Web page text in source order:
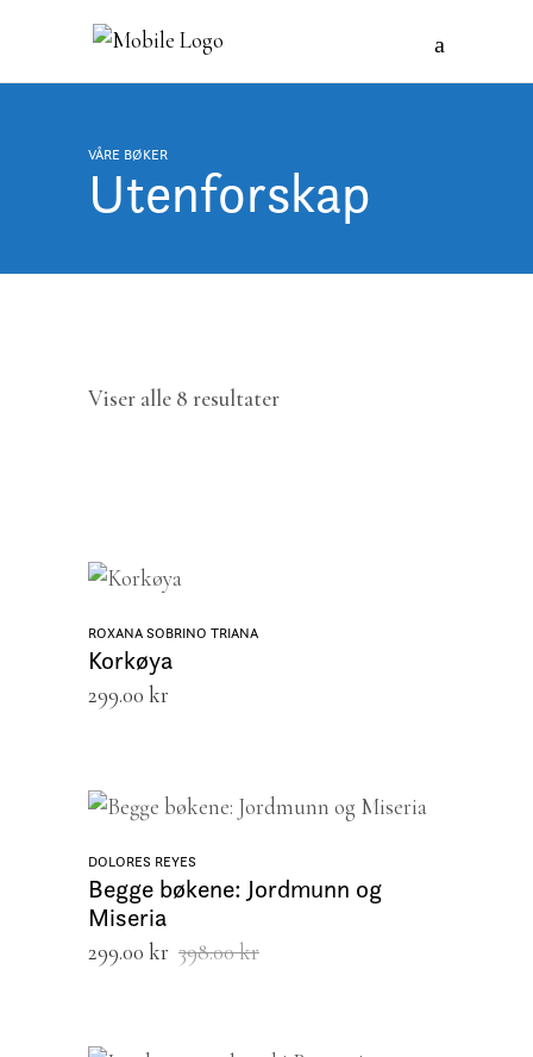
VÅRE BØKER
Utenforskap
Viser alle 8 resultaterSortert
LEGG I HANDLEKURV
ROXANA SOBRINO TRIANA
Korkøya
299.00 kr
LEGG I HANDLEKURV
DOLORES REYES
Begge bøkene: Jordmunn og
Miseria
398.00kr
Opprinnelig
pris
299.00 kr
Nåværende
pris